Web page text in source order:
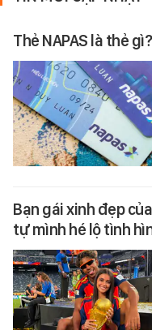
Thẻ NAPAS là thẻ gì?
Bạn gái xinh đẹp
tự mình hé lộ tình